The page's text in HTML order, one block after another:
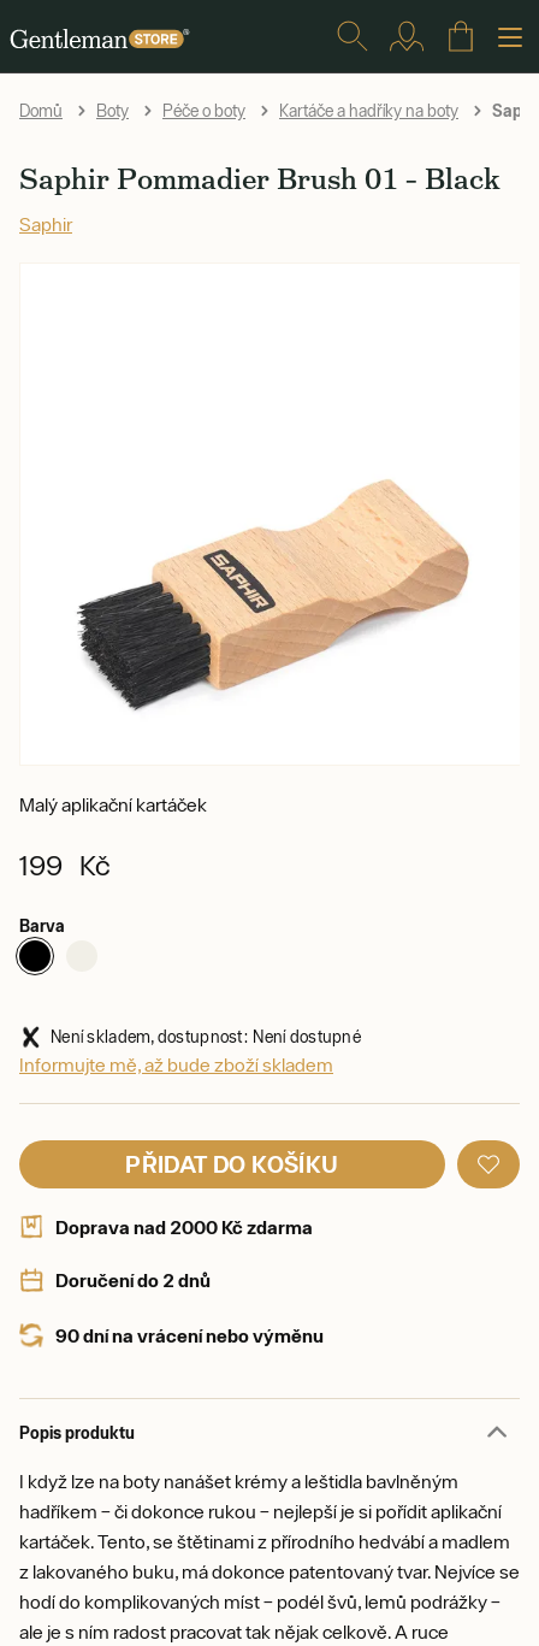
Domů Boty Péče o boty Kartáče a hadříky na boty
Saphir Pommadier Brush 01 – Black
Saphir
Malý aplikační kartáček
199 Kč
Barva
Není skladem, dostupnost: Není dostupné
Informujte mě, až bude zboží skladem
PŘIDAT DO KOŠÍKU
Doprava nad 2000 Kč zdarma
Doručení do 2 dnů
90 dní na vrácení nebo výměnu
Popis produktu
I když lze na boty nanášet krémy a leštidla bavlněným
hadříkem – či dokonce rukou – nejlepší je si pořídit aplikační
kartáček. Tento, se štětinami z přírodního hedvábí a madlem
z lakovaného buku, má dokonce patentovaný tvar. Nejvíce se
hodí do komplikovaných míst – podél švů, lemů podrážky –
ale je s ním radost pracovat tak nějak celkově. A ruce